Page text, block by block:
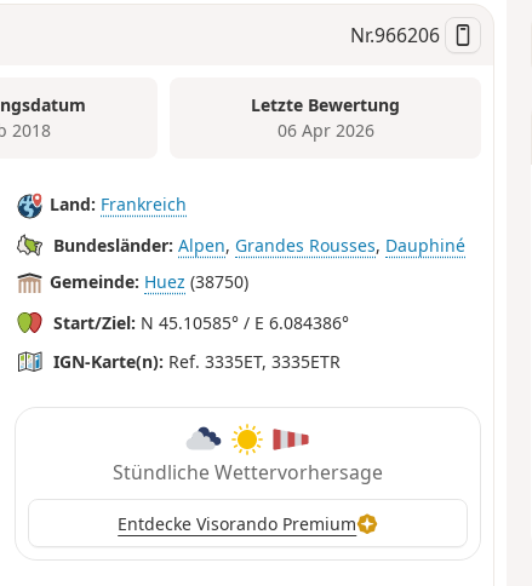
Nr.966206
2018
Letzte Bewertung
06 Apr 2026
Land: Frankreich
Bundesländer: Alpen, Grandes Rousses, Dauphiné
Gemeinde: Huez (38750)
Start/Ziel: N 45.10585° / E 6.084386°
IGN-Karte(n): Ref. 3335ET, 3335ETR
Stündliche Wettervorhersage
Entdecke Visorando Premium